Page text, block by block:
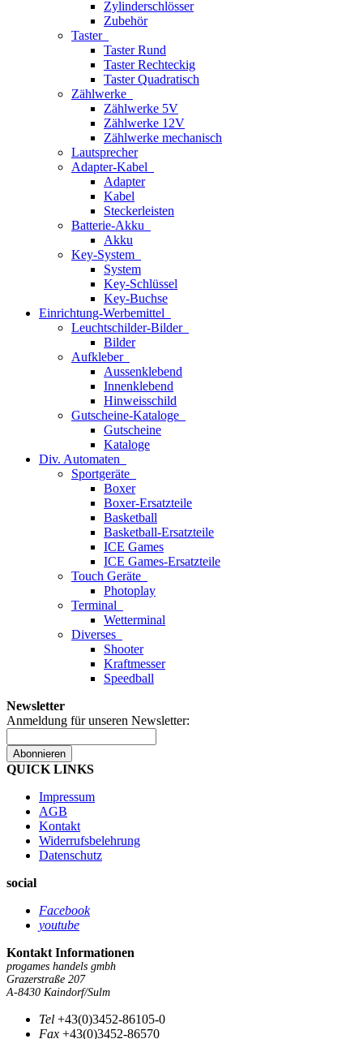
Zylinderschlösser
Zubehör
Taster
Taster Rund
Taster Rechteckig
Taster Quadratisch
Zählwerke
Zählwerke 5V
Zählwerke 12V
Zählwerke mechanisch
Lautsprecher
Adapter-Kabel
Adapter
Kabel
Steckerleisten
Batterie-Akku
Akku
Key-System
System
Key-Schlüssel
Key-Buchse
Einrichtung-Werbemittel
Leuchtschilder-Bilder
Bilder
Aufkleber
Aussenklebend
Innenklebend
Hinweisschild
Gutscheine-Kataloge
Gutscheine
Kataloge
Div. Automaten
Sportgeräte
Boxer
Boxer-Ersatzteile
Basketball
Basketball-Ersatzteile
ICE Games
ICE Games-Ersatzteile
Touch Geräte
Photoplay
Terminal
Wetterminal
Diverses
Shooter
Kraftmesser
Speedball
Newsletter
Anmeldung für unseren Newsletter:
Abonnieren
QUICK LINKS
Impressum
AGB
Kontakt
Widerrufsbelehrung
Datenschutz
social
Facebook
youtube
Kontakt Informationen
progames handels gmbh
Grazerstraße 207
A-8430 Kaindorf/Sulm
Tel +43(0)3452-86105-0
Fax +43(0)3452-86570